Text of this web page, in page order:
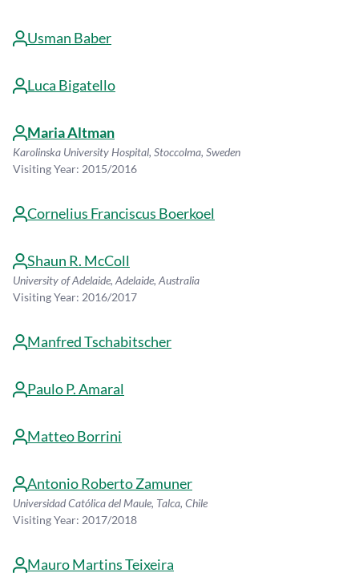
Usman Baber
Luca Bigatello
Maria Altman
Karolinska University Hospital, Stoccolma, Sweden
Visiting Year: 2015/2016
Cornelius Franciscus Boerkoel
Shaun R. McColl
University of Adelaide, Adelaide, Australia
Visiting Year: 2016/2017
Manfred Tschabitscher
Paulo P. Amaral
Matteo Borrini
Antonio Roberto Zamuner
Universidad Católica del Maule, Talca, Chile
Visiting Year: 2017/2018
Mauro Martins Teixeira